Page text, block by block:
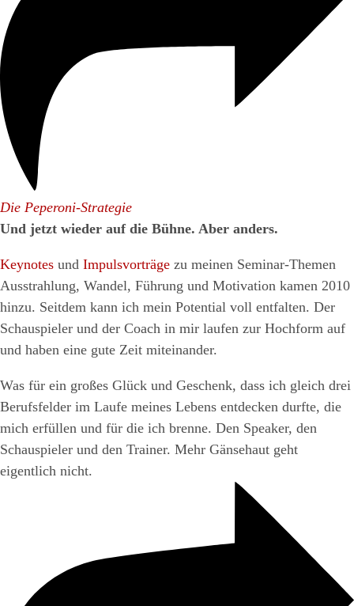
Die Peperoni-Strategie
Und jetzt wieder auf die Bühne. Aber anders.
Keynotes und Impulsvorträge zu meinen Seminar-Themen
Ausstrahlung, Wandel, Führung und Motivation kamen 2010
hinzu. Seitdem kann ich mein Potential voll entfalten. Der
Schauspieler und der Coach in mir laufen zur Hochform auf
und haben eine gute Zeit miteinander.
Was für ein großes Glück und Geschenk, dass ich gleich drei
Berufsfelder im Laufe meines Lebens entdecken durfte, die
mich erfüllen und für die ich brenne. Den Speaker, den
Schauspieler und den Trainer. Mehr Gänsehaut geht
eigentlich nicht.